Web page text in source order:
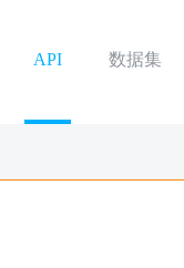
API 数据集